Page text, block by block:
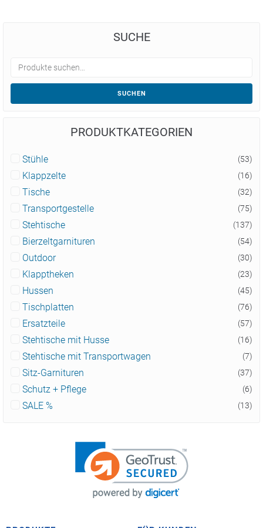
SUCHE
SUCHEN
PRODUKTKATEGORIEN
Stühle (53)
Klappzelte (16)
Tische (32)
Transportgestelle (75)
Stehtische (137)
Bierzeltgarnituren (54)
Outdoor (30)
Klapptheken (23)
Hussen (45)
Tischplatten (76)
Ersatzteile (57)
Stehtische mit Husse (16)
Stehtische mit Transportwagen (7)
Sitz-Garnituren (37)
Schutz + Pflege (6)
SALE % (13)